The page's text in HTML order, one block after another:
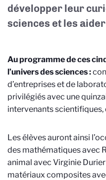
développer leur
sciences et les
Au programme de ces
l’univers des sciences :
d’entreprises et de
privilégiés avec une
intervenants
Les élèves auront ainsi
des mathématiques avec
animal avec Virginie
matériaux composites